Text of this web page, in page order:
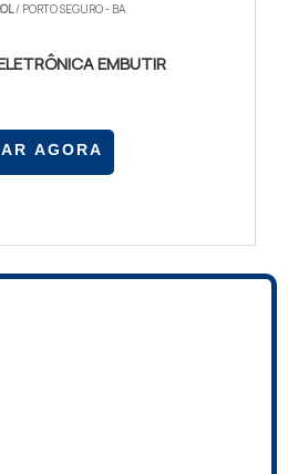
/ PORTO SEGURO - BA
EMBUTIR
AGORA